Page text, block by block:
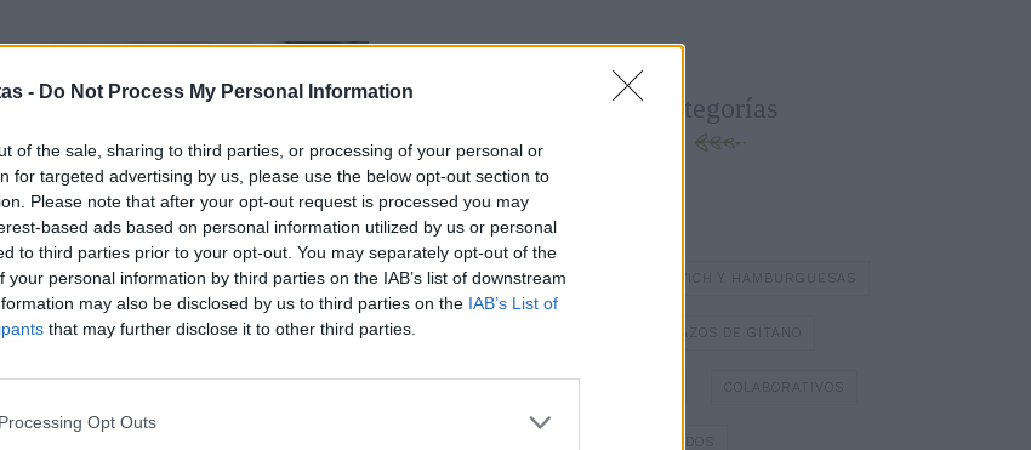
- Do Not Process My Personal Information
of the sale, sharing to third parties, or processing of your personal or
for targeted advertising by us, please use the below opt-out section to
Please note that after your opt-out request is processed you may
based ads based on personal information utilized by us or personal
to third parties prior to your opt-out. You may separately opt-out of the
your personal information by third parties on the IAB’s list of downstream
may also be disclosed by us to third parties on the IAB’s List of
that may further disclose it to other third parties.
Opt Outs
Categorías
BATIDOS Y ZUMOS
BOCADILLOS Y SÁNDWICH Y HAMBURGUESAS
BRAZOS DE GITANO
COLABORATIVOS